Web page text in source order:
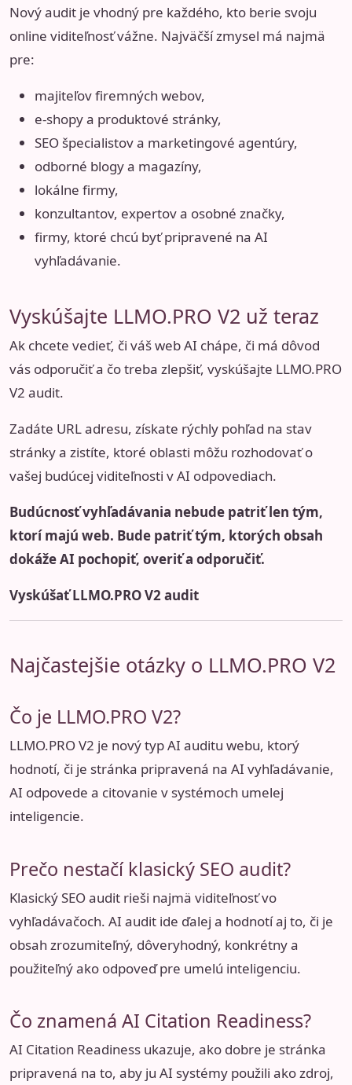
Nový audit je vhodný pre každého, kto berie svoju
online viditeľnosť vážne. Najväčší zmysel má najmä
pre:
majiteľov firemných webov,
e-shopy a produktové stránky,
SEO špecialistov a marketingové agentúry,
odborné blogy a magazíny,
lokálne firmy,
konzultantov, expertov a osobné značky,
firmy, ktoré chcú byť pripravené na AI
vyhľadávanie.
Vyskúšajte LLMO.PRO V2 už teraz
Ak chcete vedieť, či váš web AI chápe, či má dôvod
vás odporučiť a čo treba zlepšiť, vyskúšajte LLMO.PRO
V2 audit.
Zadáte URL adresu, získate rýchly pohľad na stav
stránky a zistíte, ktoré oblasti môžu rozhodovať o
vašej budúcej viditeľnosti v AI odpovediach.
Budúcnosť vyhľadávania nebude patriť len tým,
ktorí majú web. Bude patriť tým, ktorých obsah
dokáže AI pochopiť, overiť a odporučiť.
Vyskúšať LLMO.PRO V2 audit
Najčastejšie otázky o LLMO.PRO V2
Čo je LLMO.PRO V2?
LLMO.PRO V2 je nový typ AI auditu webu, ktorý
hodnotí, či je stránka pripravená na AI vyhľadávanie,
AI odpovede a citovanie v systémoch umelej
inteligencie.
Prečo nestačí klasický SEO audit?
Klasický SEO audit rieši najmä viditeľnosť vo
vyhľadávačoch. AI audit ide ďalej a hodnotí aj to, či je
obsah zrozumiteľný, dôveryhodný, konkrétny a
použiteľný ako odpoveď pre umelú inteligenciu.
Čo znamená AI Citation Readiness?
AI Citation Readiness ukazuje, ako dobre je stránka
pripravená na to, aby ju AI systémy použili ako zdroj,